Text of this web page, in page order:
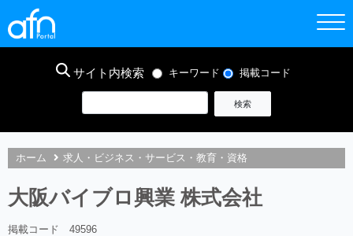
サイト内検索 キーワード 掲載コード
ホーム 求人・ビジネス・サービス・教育・資格
大阪バイブロ興業 株式会社
掲載コード 49596